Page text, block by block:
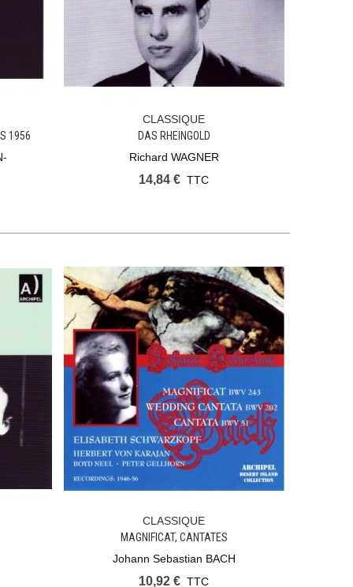
1956
Ajouter Au Panier
CLASSIQUE
DAS RHEINGOLD
Richard WAGNER
14,84 € TTC
Ajouter Au Panier
CLASSIQUE
MAGNIFICAT, CANTATES
Johann Sebastian BACH
10,92 € TTC